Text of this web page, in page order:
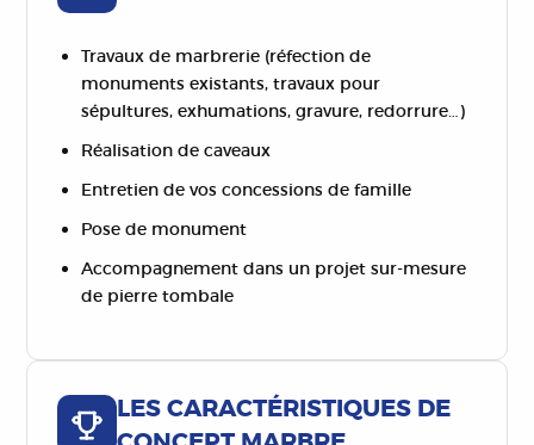
Travaux de marbrerie (réfection de
monuments existants, travaux pour
sépultures, exhumations, gravure, redorrure…)
Réalisation de caveaux
Entretien de vos concessions de famille
Pose de monument
Accompagnement dans un projet sur-mesure
de pierre tombale
LES CARACTÉRISTIQUES DE